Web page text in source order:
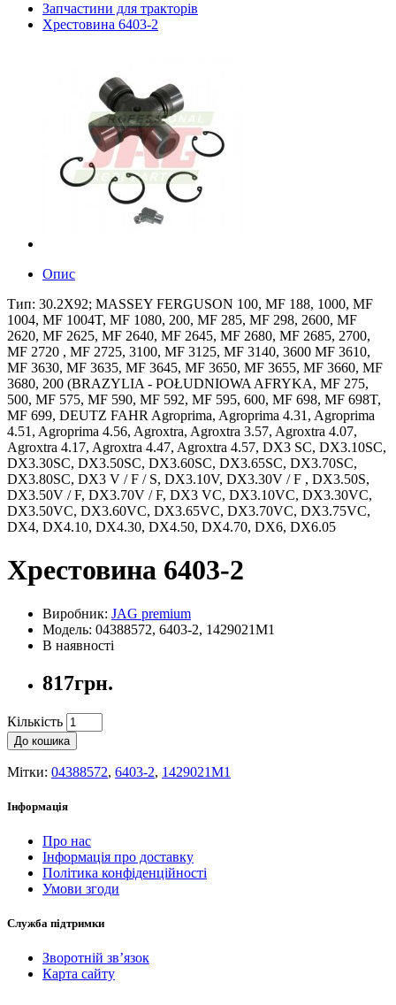
Запчастини для тракторів
Хрестовина 6403-2
Опис
Тип: 30.2X92; MASSEY FERGUSON 100, MF 188, 1000, MF
1004, MF 1004T, MF 1080, 200, MF 285, MF 298, 2600, MF
2620, MF 2625, MF 2640, MF 2645, MF 2680, MF 2685, 2700,
MF 2720 , MF 2725, 3100, MF 3125, MF 3140, 3600 MF 3610,
MF 3630, MF 3635, MF 3645, MF 3650, MF 3655, MF 3660, MF
3680, 200 (BRAZYLIA - POŁUDNIOWA AFRYKA, MF 275,
500, MF 575, MF 590, MF 592, MF 595, 600, MF 698, MF 698T,
MF 699, DEUTZ FAHR Agroprima, Agroprima 4.31, Agroprima
4.51, Agroprima 4.56, Agroxtra, Agroxtra 3.57, Agroxtra 4.07,
Agroxtra 4.17, Agroxtra 4.47, Agroxtra 4.57, DX3 SC, DX3.10SC,
DX3.30SC, DX3.50SC, DX3.60SC, DX3.65SC, DX3.70SC,
DX3.80SC, DX3 V / F / S, DX3.10V, DX3.30V / F , DX3.50S,
DX3.50V / F, DX3.70V / F, DX3 VC, DX3.10VC, DX3.30VC,
DX3.50VC, DX3.60VC, DX3.65VC, DX3.70VC, DX3.75VC,
DX4, DX4.10, DX4.30, DX4.50, DX4.70, DX6, DX6.05
Хрестовина 6403-2
Виробник: JAG premium
Модель: 04388572, 6403-2, 1429021M1
В наявності
817грн.
Кількість
До кошика
Мітки: 04388572, 6403-2, 1429021M1
Інформація
Про нас
Інформація про доставку
Політика конфіденційності
Умови згоди
Служба підтримки
Зворотній зв’язок
Карта сайту